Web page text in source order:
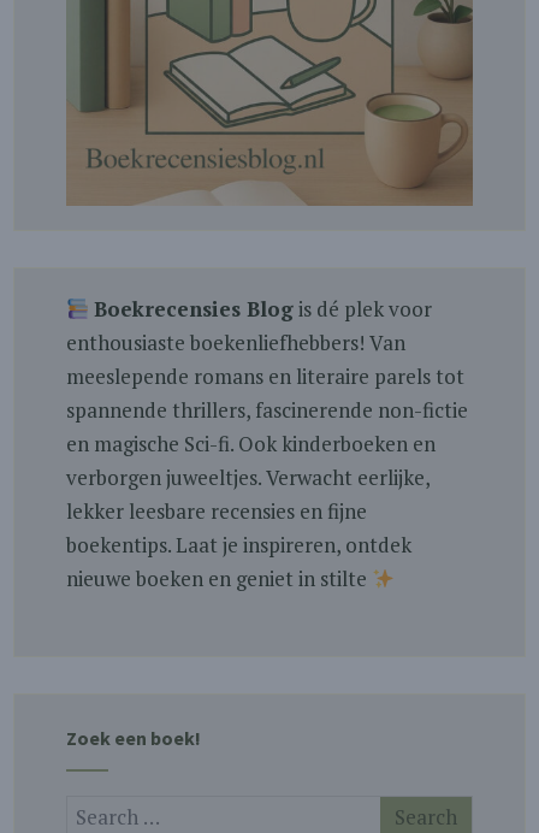
Boekrecensies Blogis dé plek voor
enthousiaste boekenliefhebbers! Van
meeslepende romans en literaire parels tot
spannende thrillers, fascinerende non-fictie
en magische Sci-fi. Ook kinderboeken en
verborgen juweeltjes. Verwacht eerlijke,
lekker leesbare recensies en fijne
boekentips. Laat je inspireren, ontdek
nieuwe boeken en geniet in stilte
Zoek een boek!